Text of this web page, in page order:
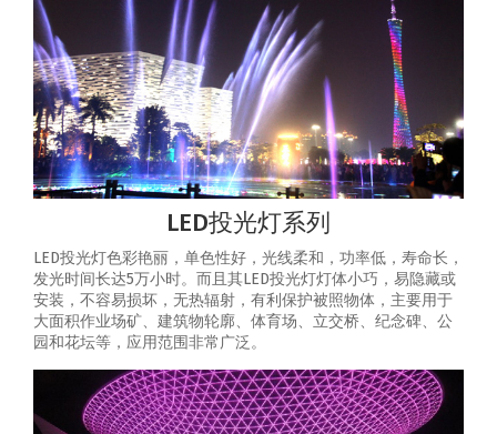
LED投光灯系列
LED投光灯色彩艳丽，单色性好，光线柔和，功率低，寿命长，
发光时间长达5万小时。而且其LED投光灯灯体小巧，易隐藏或
安装，不容易损坏，无热辐射，有利保护被照物体，主要用于
大面积作业场矿、建筑物轮廓、体育场、立交桥、纪念碑、公
园和花坛等，应用范围非常广泛。